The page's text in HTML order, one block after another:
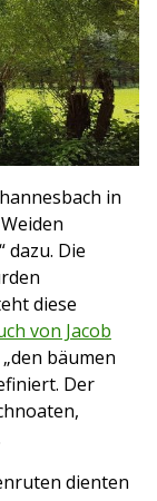
in
dazu. Die
diese
von Jacob
bäumen
Der
dienten